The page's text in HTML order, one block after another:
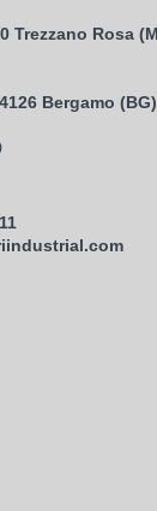
Trezzano Rosa
Bergamo (BG)